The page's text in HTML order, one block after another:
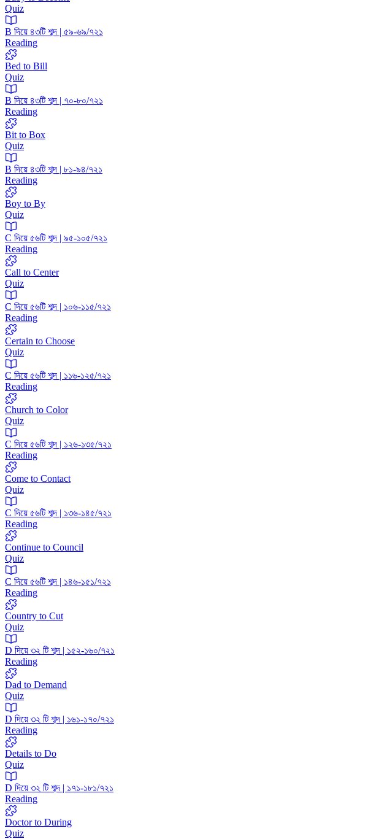
Quiz
B দিয়ে ৪৩টি শব্দ | ৫৯-৬৯/৭২১
Reading
Bed to Bill
Quiz
B দিয়ে ৪৩টি শব্দ | ৭০-৮০/৭২১
Reading
Bit to Box
Quiz
B দিয়ে ৪৩টি শব্দ | ৮১-৯৪/৭২১
Reading
Boy to By
Quiz
C দিয়ে ৫৬টি শব্দ | ৯৫-১০৫/৭২১
Reading
Call to Center
Quiz
C দিয়ে ৫৬টি শব্দ | ১০৬-১১৫/৭২১
Reading
Certain to Choose
Quiz
C দিয়ে ৫৬টি শব্দ | ১১৬-১২৫/৭২১
Reading
Church to Color
Quiz
C দিয়ে ৫৬টি শব্দ | ১২৬-১৩৫/৭২১
Reading
Come to Contact
Quiz
C দিয়ে ৫৬টি শব্দ | ১৩৬-১৪৫/৭২১
Reading
Continue to Council
Quiz
C দিয়ে ৫৬টি শব্দ | ১৪৬-১৫১/৭২১
Reading
Country to Cut
Quiz
D দিয়ে ৩২ টি শব্দ | ১৫২-১৬০/৭২১
Reading
Dad to Demand
Quiz
D দিয়ে ৩২ টি শব্দ | ১৬১-১৭০/৭২১
Reading
Details to Do
Quiz
D দিয়ে ৩২ টি শব্দ | ১৭১-১৮১/৭২১
Reading
Doctor to During
Quiz